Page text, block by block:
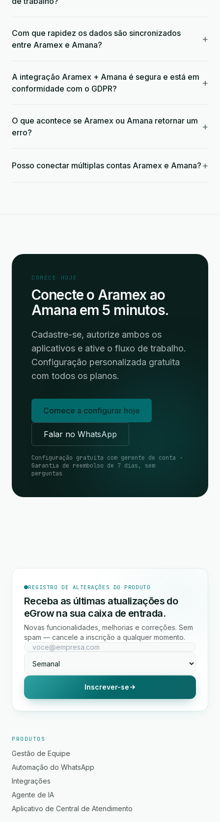
Com que rapidez os dados são sincronizados
entre Aramex e Amana?
+
A integração Aramex + Amana é segura e está em
conformidade com o GDPR?
+
O que acontece se Aramex ou Amana retornar um
erro?
+
Posso conectar múltiplas contas Aramex e Amana? +
COMECE HOJE
Conecte o Aramex ao
Amana em 5 minutos.
Cadastre-se, autorize ambos os
aplicativos e ative o fluxo de trabalho.
Configuração personalizada gratuita
com todos os planos.
Comece a configurar hoje
Falar no WhatsApp
Configuração gratuita com gerente de conta ·
Garantia de reembolso de 7 dias, sem
perguntas
REGISTRO DE ALTERAÇÕES DO PRODUTO
Receba as últimas atualizações do
eGrow na sua caixa de entrada.
Novas funcionalidades, melhorias e correções. Sem
spam — cancele a inscrição a qualquer momento.
Inscrever-se
PRODUTOS
Gestão de Equipe
Automação do WhatsApp
Integrações
Agente de IA
Aplicativo de Central de Atendimento